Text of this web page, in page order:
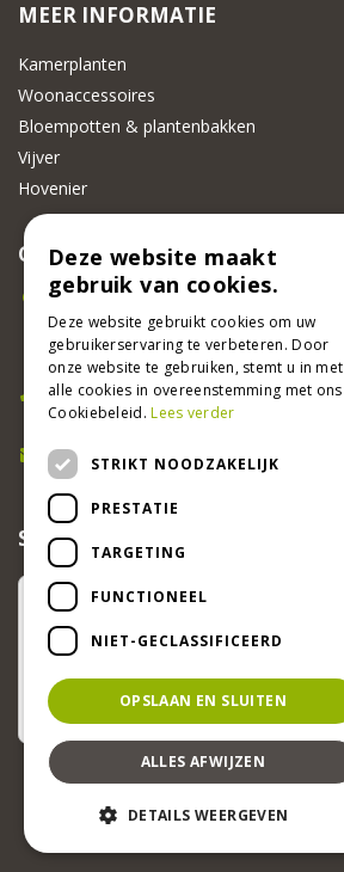
MEER INFORMATIE
Kamerplanten
Woonaccessoires
Bloempotten & plantenbakken
Vijver
Hovenier
CONTACT
Beeker Tuincentrum
Adsteeg 31
6191 PW Beek
Bel ons
046 437 2881
E-mail
info@beekertuincentrum.nl
SCHRIJF EEN RECENSIE EN WIN!
© Beeker Tuincentrum Green Solutions
Deze website maakt
gebruik van cookies.
Deze website gebruikt cookies om uw
gebruikerservaring te verbeteren. Door
onze website te gebruiken, stemt u in met
alle cookies in overeenstemming met ons
Cookiebeleid.Lees verder
STRIKT NOODZAKELIJK
PRESTATIE
TARGETING
FUNCTIONEEL
NIET-GECLASSIFICEERD
OPSLAAN EN SLUITEN
ALLES AFWIJZEN
DETAILS WEERGEVEN